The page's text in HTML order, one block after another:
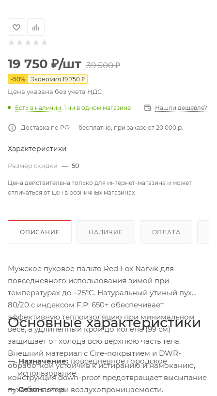
19 750 ₽/шт 39 500₽
-50% Экономия 19 750 ₽
Цена указана без учета НДС
Есть в наличии: 1 ни в одном магазине Нашли дешевле?
Доставка по РФ — бесплатно, при заказе от 20 000 р.
Характеристики
Размер скидки — 50
Цена действительна только для интернет-магазина и может
отличаться от цен в розничных магазинах
ОПИСАНИЕ НАЛИЧИЕ ОПЛАТА
Мужское пуховое пальто Red Fox Narvik для
повседневного использования зимой при
температурах до –25°C. Натуральный утиный пух
80/20 с индексом F.P. 650+ обеспечивает
эффективную теплоизоляцию при минимальном
весе, а удлинённый крой до колена (99 см)
защищает от холода всю верхнюю часть тела.
Внешний материал с Cire-покрытием и DWR-
обработкой устойчив к истиранию и намоканию,
конструкция down-proof предотвращает высыпание
пуха без потери воздухопроницаемости.
Основные характеристики
Назначение: повседневное городское
использование
Сезон:зима